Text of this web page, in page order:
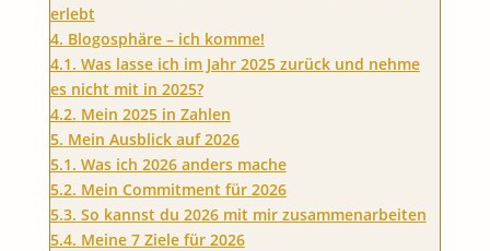
erlebt
4. Blogosphäre – ich komme!
4.1. Was lasse ich im Jahr 2025 zurück und nehme
es nicht mit in 2025?
4.2. Mein 2025 in Zahlen
5. Mein Ausblick auf 2026
5.1. Was ich 2026 anders mache
5.2. Mein Commitment für 2026
5.3. So kannst du 2026 mit mir zusammenarbeiten
5.4. Meine 7 Ziele für 2026